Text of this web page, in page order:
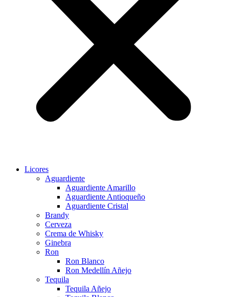
Licores
Aguardiente
Aguardiente Amarillo
Aguardiente Antioqueño
Aguardiente Cristal
Brandy
Cerveza
Crema de Whisky
Ginebra
Ron
Ron Blanco
Ron Medellín Añejo
Tequila
Tequila Añejo